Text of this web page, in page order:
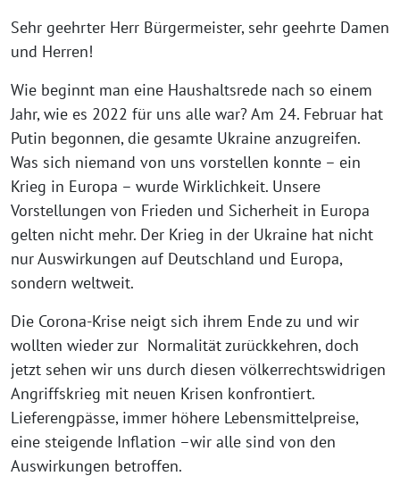
Sehr geehrter Herr Bürgermeister, sehr geehrte Damen
und Herren!
Wie beginnt man eine Haushaltsrede nach so einem
Jahr, wie es 2022 für uns alle war? Am 24. Februar hat
Putin begonnen, die gesamte Ukraine anzugreifen.
Was sich niemand von uns vorstellen konnte – ein
Krieg in Europa – wurde Wirklichkeit. Unsere
Vorstellungen von Frieden und Sicherheit in Europa
gelten nicht mehr. Der Krieg in der Ukraine hat nicht
nur Auswirkungen auf Deutschland und Europa,
sondern weltweit.
Die Corona-Krise neigt sich ihrem Ende zu und wir
wollten wieder zur Normalität zurückkehren, doch
jetzt sehen wir uns durch diesen völkerrechtswidrigen
Angriffskrieg mit neuen Krisen konfrontiert.
Lieferengpässe, immer höhere Lebensmittelpreise,
eine steigende Inflation –wir alle sind von den
Auswirkungen betroffen.